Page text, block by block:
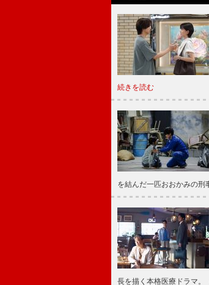
続きを読む
を結んだ一匹おおかみの
長を描く本格医療ドラマ